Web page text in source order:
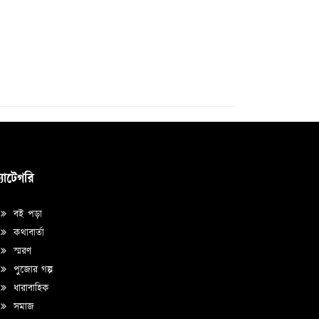
বই পড়া
কথাবার্তা
স্মরণ
পুজোর গল্প
ধারাবাহিক
সমাজ